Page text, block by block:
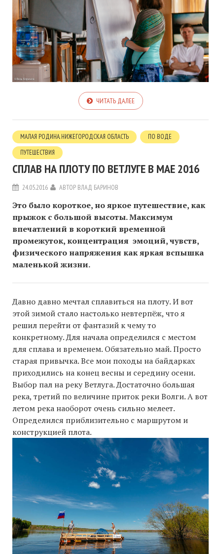
ЧИТАТЬ ДАЛЕЕ
МАЛАЯ РОДИНА. НИЖЕГОРОДСКАЯ ОБЛАСТЬ
ПО ВОДЕ
ПУТЕШЕСТВИЯ
СПЛАВ НА ПЛОТУ ПО ВЕТЛУГЕ В МАЕ 2016
24.05.2016 АВТОР ВЛАД БАРИНОВ
Это было короткое, но яркое путешествие, как
прыжок с большой высоты. Максимум
впечатлений в короткий временной
промежуток, концентрация эмоций, чувств,
физического напряжения как яркая вспышка
маленькой жизни.
Давно давно мечтал сплавиться на плоту. И вот
этой зимой стало настолько невтерпёж, что я
решил перейти от фантазий к чему то
конкретному. Для начала определился с местом
для сплава и временем. Обязательно май. Просто
старая привычка. Все мои походы на байдарках
приходились на конец весны и середину осени.
Выбор пал на реку Ветлуга. Достаточно большая
река, третий по величине приток реки Волги. А вот
летом река наоборот очень сильно мелеет.
Определился приблизительно с маршрутом и
конструкцией плота.